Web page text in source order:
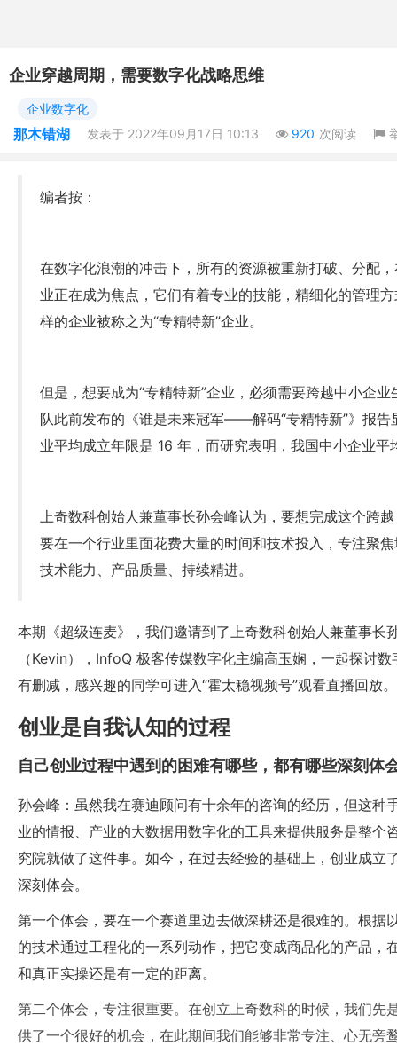
企业穿越周期，需要数字化战略思维
企业数字化
那木错湖 发表于 2022年09月17日 10:13 920 次阅读
编者按：
在数字化浪潮的冲击下，所有的资源被重新打破、分配
业正在成为焦点，它们有着专业的技能，精细化的管理
样的企业被称之为“专精特新”企业。
但是，想要成为“专精特新”企业，必须需要跨越中小企
队此前发布的《谁是未来冠军——解码“专精特新”》报告
业平均成立年限是 16 年，而研究表明，我国中小企业
上奇数科创始人兼董事长孙会峰认为，要想完成这个跨
要在一个行业里面花费大量的时间和技术投入，专注聚
技术能力、产品质量、持续精进。
本期《超级连麦》，我们邀请到了上奇数科创始人兼董事长
（Kevin），InfoQ 极客传媒数字化主编高玉娴，一起探讨
有删减，感兴趣的同学可进入“霍太稳视频号”观看直播回放。
创业是自我认知的过程
自己创业过程中遇到的困难有哪些，都有哪些深刻体
孙会峰：虽然我在赛迪顾问有十余年的咨询的经历，但这种
业的情报、产业的大数据用数字化的工具来提供服务是整
究院就做了这件事。如今，在过去经验的基础上，创业成立
深刻体会。
第一个体会，要在一个赛道里边去做深耕还是很难的。根据
的技术通过工程化的一系列动作，把它变成商品化的产品
和真正实操还是有一定的距离。
第二个体会，专注很重要。在创立上奇数科的时候，我们先
供了一个很好的机会，在此期间我们能够非常专注、心无旁